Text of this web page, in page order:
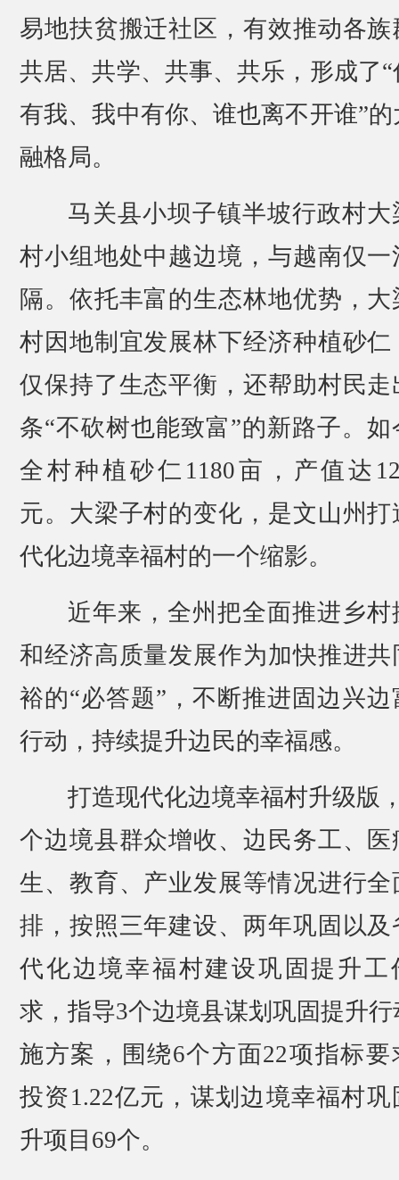
易地扶贫搬迁社区，有效推动各族
共居、共学、共事、共乐，形成了“
有我、我中有你、谁也离不开谁”的
融格局。
马关县小坝子镇半坡行政村大
村小组地处中越边境，与越南仅一
隔。依托丰富的生态林地优势，大
村因地制宜发展林下经济种植砂仁
仅保持了生态平衡，还帮助村民走
条“不砍树也能致富”的新路子。如
全村种植砂仁1180亩，产值达
元。大梁子村的变化，是文山州打
代化边境幸福村的一个缩影。
近年来，全州把全面推进乡村
和经济高质量发展作为加快推进共
裕的“必答题”，不断推进固边兴边
行动，持续提升边民的幸福感。
打造现代化边境幸福村升级版
个边境县群众增收、边民务工、医
生、教育、产业发展等情况进行全
排，按照三年建设、两年巩固以及
代化边境幸福村建设巩固提升工
求，指导3个边境县谋划巩固提升行
施方案，围绕6个方面22项指标要
投资1.22亿元，谋划边境幸福村巩
升项目69个。